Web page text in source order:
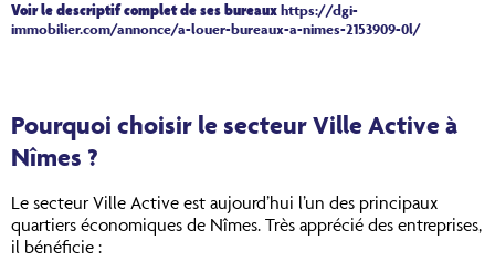
Voir le descriptif complet de ses bureauxhttps://dgi-
immobilier.com/annonce/a-louer-bureaux-a-nimes-2153909-0l/
Pourquoi choisir le secteur Ville Active à
Nîmes ?
Le secteur Ville Active est aujourd’hui l’un des principaux
quartiers économiques de Nîmes. Très apprécié des entreprises,
il bénéficie :